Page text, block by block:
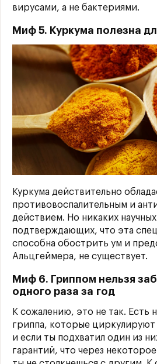
вирусами, а не бактериями.
Миф 5. Куркума полезна
Куркума действительно
противовоспалительным и
действием. Но никаких
подтверждающих, что эта
способна обострить ум и
Альцгеймера, не существует.
Миф 6. Гриппом нельзя
одного раза за год
К сожалению, это не так. Есть
гриппа, которые циркулируют
и если ты подхватил один из
гарантий, что через